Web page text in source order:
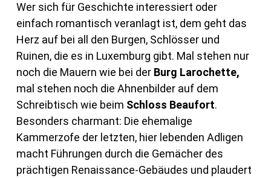
Wer sich für Geschichte interessiert oder
einfach romantisch veranlagt ist, dem geht das
Herz auf bei all den Burgen, Schlösser und
Ruinen, die es in Luxemburg gibt. Mal stehen nur
noch die Mauern wie bei der Burg Larochette,
mal stehen noch die Ahnenbilder auf dem
Schreibtisch wie beim Schloss Beaufort.
Besonders charmant: Die ehemalige
Kammerzofe der letzten, hier lebenden Adligen
macht Führungen durch die Gemächer des
prächtigen Renaissance-Gebäudes und plaudert